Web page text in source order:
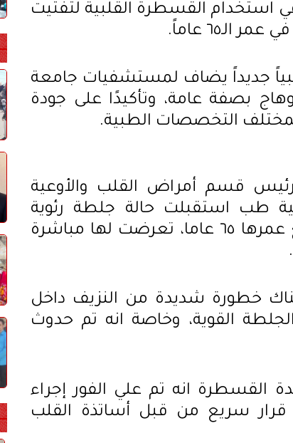
القسطرة القلبية لتفتيت
عاماً.
جديداً يضاف لمستشفيات جامعة
بصفة عامة، وتأكيدًا على جودة
التخصصات الطبية.
قسم أمراض القلب والأوعية
طب استقبلت حالة جلطة رئوية
بالشريان الرئوي الرئيسي لسيدة يبلغ عمرها ٦٥ عاما، تعرضت لها مباشرة
خطورة شديدة من النزيف داخل
القوية، وخاصة انه تم حدوث
القسطرة انه تم علي الفور إجراء
قرار سريع من قبل أساتذة القلب